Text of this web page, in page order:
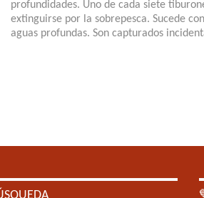
profundidades. Uno de cada siete
extinguirse por la sobrepesca. Sucede
aguas profundas. Son capturados